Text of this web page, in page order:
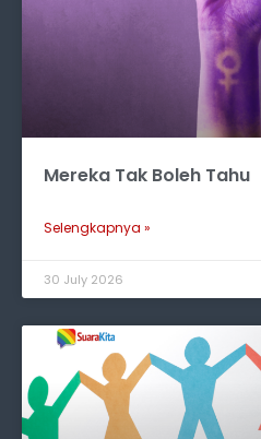
Mereka Tak Boleh Tahu
Selengkapnya »
30 July 2026